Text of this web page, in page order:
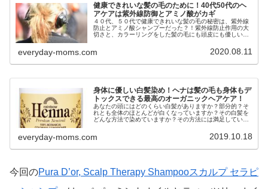
健康できれいな髪の毛のために！40代50代のヘ
アケアは紫外線防御とアミノ酸がカギ
４０代、５０代で健康できれいな髪の毛の秘密は、紫外線
防止とアミノ酸シャンプーだった？！紫外線防止作用の大
切さと、カラーリングをした髪の毛にも頭皮にも優しいア
everyday-moms.com 2020.08.11
身体に優しい白髪染め！ヘナは髪の毛も身体もデ
トックスできる最高のオーガニックヘアケア！
あなたの頭にはどのくらい白髪がありますか？部分的？そ
れとも全体のほとんどが白くなっていますか？その白髪を
どんな方法で染めていますか？その方法には満足していま
everyday-moms.com 2019.10.18
今回のPura D’or, Scalp Therapy Shampooスカルプ セラピ